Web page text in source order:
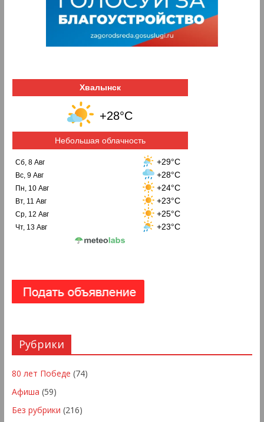
Хвалынск
+28°C
Небольшая облачность
Сб, 8 Авг +29°C
Вс, 9 Авг +28°C
Пн, 10 Авг +24°C
Вт, 11 Авг +23°C
Ср, 12 Авг +25°C
Чт, 13 Авг +23°C
Рубрики
80 лет Победе (74)
Афиша (59)
Без рубрики (216)